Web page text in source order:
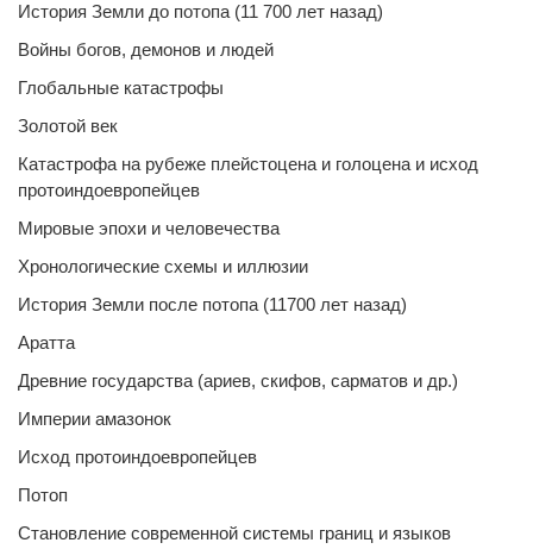
История Земли до потопа (11 700 лет назад)
Войны богов, демонов и людей
Глобальные катастрофы
Золотой век
Катастрофа на рубеже плейстоцена и голоцена и исход
протоиндоевропейцев
Мировые эпохи и человечества
Хронологические схемы и иллюзии
История Земли после потопа (11700 лет назад)
Аратта
Древние государства (ариев, скифов, сарматов и др.)
Империи амазонок
Исход протоиндоевропейцев
Потоп
Становление современной системы границ и языков